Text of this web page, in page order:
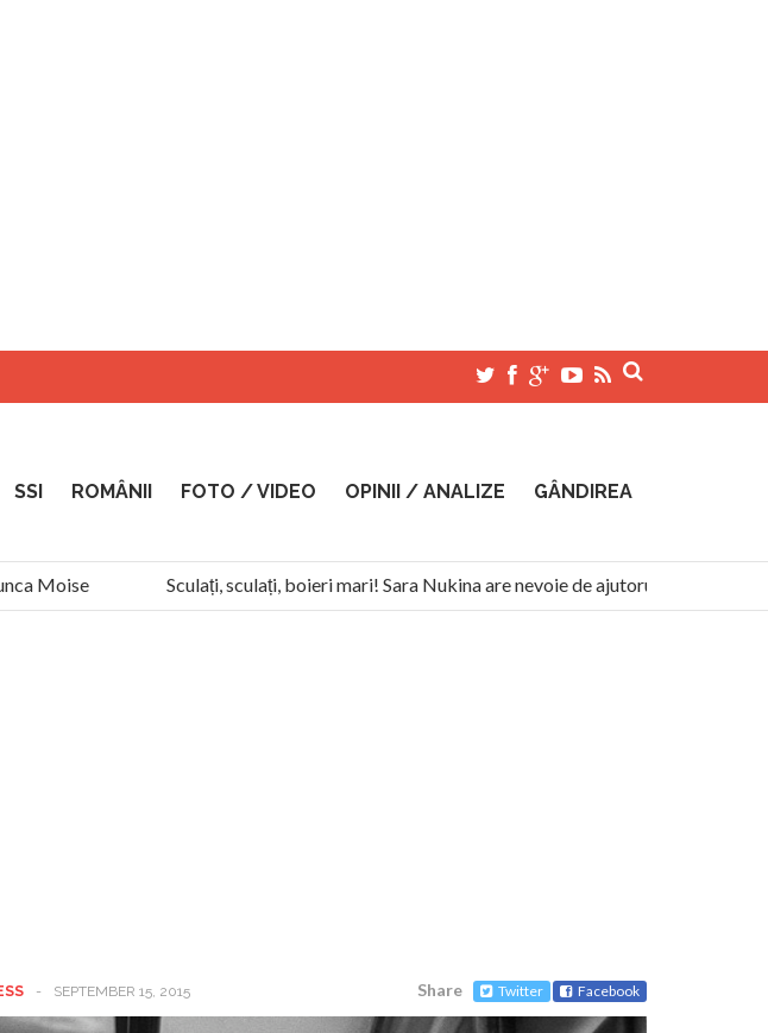
SSI ROMÂNII FOTO / VIDEO OPINII / ANALIZE GÂNDIREA
Moise
Sculați, sculați, boieri mari! Sara Nukina are nevoie de ajutorul nostru!
de la Humanitas militează pentru federalizarea României
- SEPTEMBER 15, 2015 Share Twitter Facebook